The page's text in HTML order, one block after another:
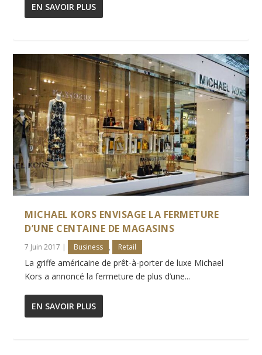
EN SAVOIR PLUS
MICHAEL KORS ENVISAGE LA FERMETURE
D’UNE CENTAINE DE MAGASINS
7 Juin 2017 | Business , Retail
La griffe américaine de prêt-à-porter de luxe Michael
Kors a annoncé la fermeture de plus d’une...
EN SAVOIR PLUS